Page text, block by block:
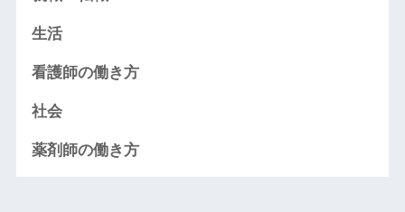
生活
看護師の働き方
社会
薬剤師の働き方